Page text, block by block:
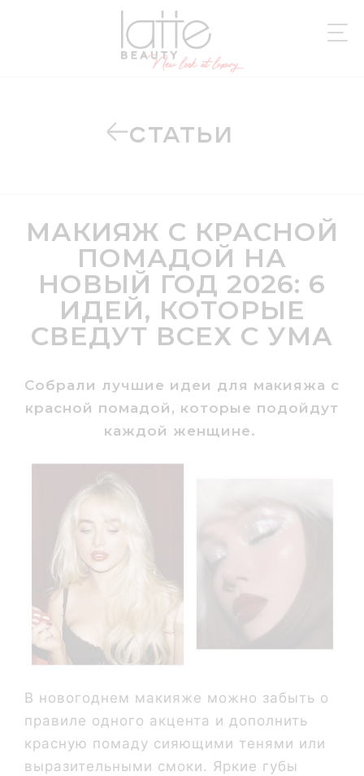
СТАТЬИ
МАКИЯЖ С КРАСНОЙ
ПОМАДОЙ НА
НОВЫЙ ГОД 2026: 6
ИДЕЙ, КОТОРЫЕ
СВЕДУТ ВСЕХ С УМА
Собрали лучшие идеи для макияжа с
красной помадой, которые подойдут
каждой женщине.
В новогоднем макияже можно забыть о
правиле одного акцента и дополнить
красную помаду сияющими тенями или
выразительными смоки. Яркие губы